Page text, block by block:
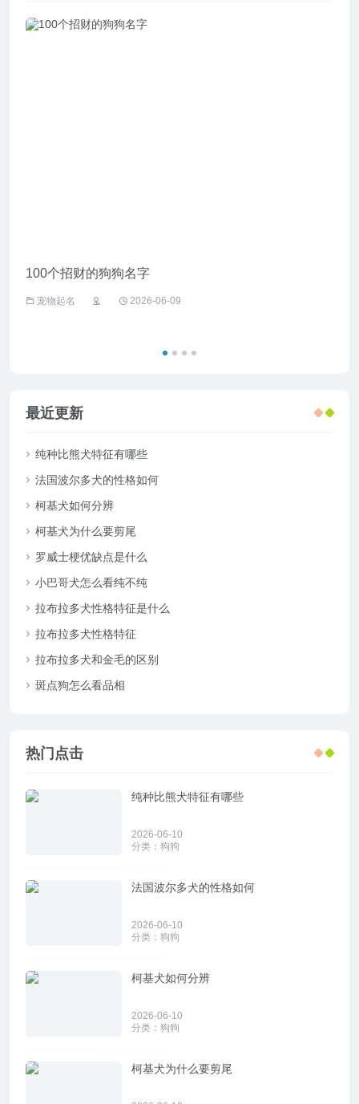
100个招财的狗狗名字
宠物起名 2026-06-09
最近更新
纯种比熊犬特征有哪些
法国波尔多犬的性格如何
柯基犬如何分辨
柯基犬为什么要剪尾
罗威士梗优缺点是什么
小巴哥犬怎么看纯不纯
拉布拉多犬性格特征是什么
拉布拉多犬性格特征
拉布拉多犬和金毛的区别
斑点狗怎么看品相
热门点击
纯种比熊犬特征有哪些
2026-06-10
分类： 狗狗
法国波尔多犬的性格如何
2026-06-10
分类： 狗狗
柯基犬如何分辨
2026-06-10
分类： 狗狗
柯基犬为什么要剪尾